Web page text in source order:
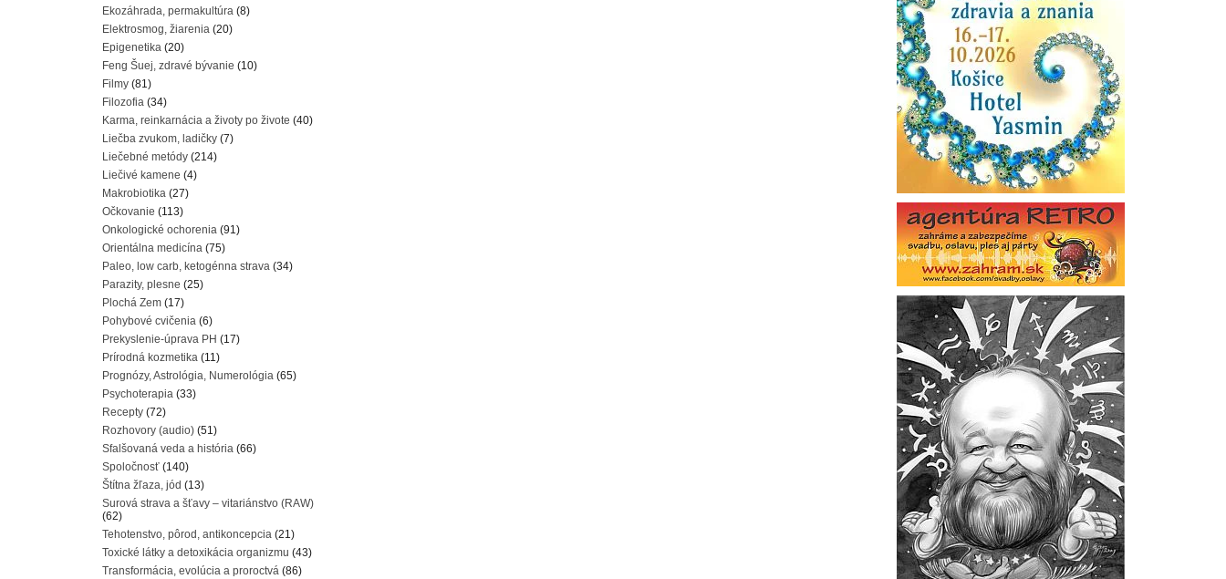
Ekozáhrada, permakultúra (8)
Elektrosmog, žiarenia (20)
Epigenetika (20)
Feng Šuej, zdravé bývanie (10)
Filmy (81)
Filozofia (34)
Karma, reinkarnácia a životy po živote (40)
Liečba zvukom, ladičky (7)
Liečebné metódy (214)
Liečivé kamene (4)
Makrobiotika (27)
Očkovanie (113)
Onkologické ochorenia (91)
Orientálna medicína (75)
Paleo, low carb, ketogénna strava (34)
Parazity, plesne (25)
Plochá Zem (17)
Pohybové cvičenia (6)
Prekyslenie-úprava PH (17)
Prírodná kozmetika (11)
Prognózy, Astrológia, Numerológia (65)
Psychoterapia (33)
Recepty (72)
Rozhovory (audio) (51)
Sfalšovaná veda a história (66)
Spoločnosť (140)
Štítna žľaza, jód (13)
Surová strava a šťavy – vitariánstvo (RAW)
(62)
Tehotenstvo, pôrod, antikoncepcia (21)
Toxické látky a detoxikácia organizmu (43)
Transformácia, evolúcia a proroctvá (86)